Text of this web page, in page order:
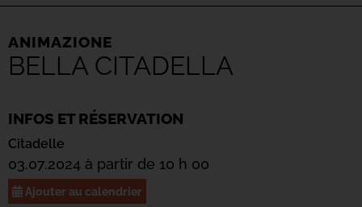
ANIMAZIONE
BELLA CITADELLA
INFOS ET RÉSERVATION
Citadelle
03.07.2024 à partir de 10 h 00
Ajouter au calendrier